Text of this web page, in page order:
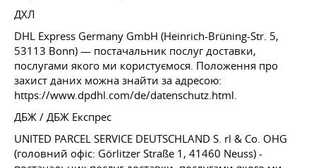
ДХЛ
DHL Express Germany GmbH (Heinrich-Brüning-Str. 5,
53113 Bonn) — постачальник послуг доставки,
послугами якого ми користуємося. Положення про
захист даних можна знайти за адресою:
https://www.dpdhl.com/de/datenschutz.html.
ДБЖ / ДБЖ Експрес
UNITED PARCEL SERVICE DEUTSCHLAND S. rl & Co. OHG
(головний офіс: Görlitzer Straße 1, 41460 Neuss) -